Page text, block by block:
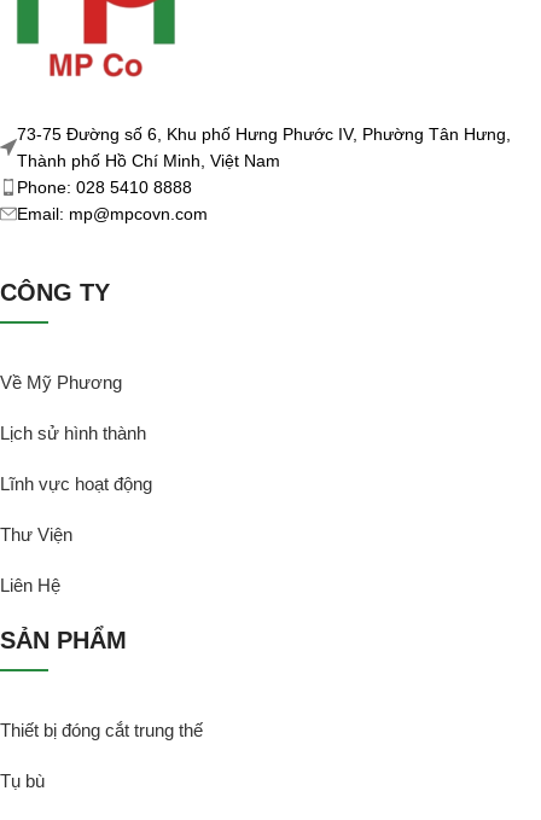
73-75 Đường số 6, Khu phố Hưng Phước IV, Phường Tân Hưng,
Thành phố Hồ Chí Minh, Việt Nam
Phone: 028 5410 8888
Email: mp@mpcovn.com
CÔNG TY
Về Mỹ Phương
Lịch sử hình thành
Lĩnh vực hoạt động
Thư Viện
Liên Hệ
SẢN PHẨM
Thiết bị đóng cắt trung thế
Tụ bù